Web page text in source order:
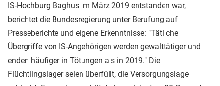
IS-Hochburg Baghus im März 2019 entstanden war,
berichtet die Bundesregierung unter Berufung auf
Presseberichte und eigene Erkenntnisse: "Tätliche
Übergriffe von IS-Angehörigen werden gewalttätiger und
enden häufiger in Tötungen als in 2019." Die
Flüchtlingslager seien überfüllt, die Versorgungslage